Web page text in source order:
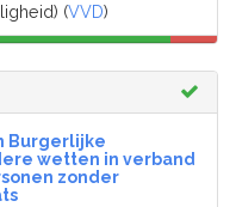
(VVD)
Burgerlijke
wetten in verband
zonder